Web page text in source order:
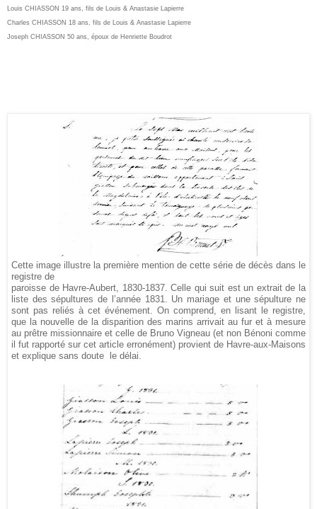
Louis CHIASSON 19 ans, fils de Louis & Anastasie Lapierre
Charles CHIASSON 18 ans, fils de Louis & Anastasie Lapierre
Joseph CHIASSON 50 ans, époux de Henriette Boudrot
Cette image illustre la première mention de cette série de décès dans le
registre de
paroisse de Havre-Aubert, 1830-1837. Celle qui suit est un extrait de la
liste des sépultures de l’année 1831. Un mariage et une sépulture ne
sont pas reliés à cet événement. On comprend, en lisant le registre,
que la nouvelle de la disparition des marins arrivait au fur et à mesure
au prêtre missionnaire et celle de Bruno Vigneau (et non Bénoni comme
il fut rapporté sur cet article erronément) provient de Havre-aux-Maisons
et explique sans doute le délai.